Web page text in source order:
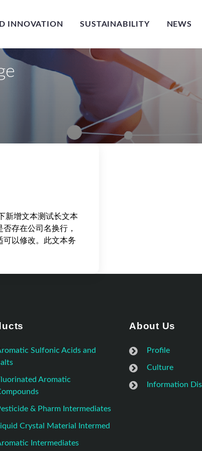
INNOVATION SUSTAINABILITY NEWS
新增文本测试长文本
存在公司名换行，
可以修改。此文本务
Sulfonic Acids and
Aromatic
& Pharm Intermediates
Crystal Material Intermed
Intermediates
About Us
Profile
Culture
Information